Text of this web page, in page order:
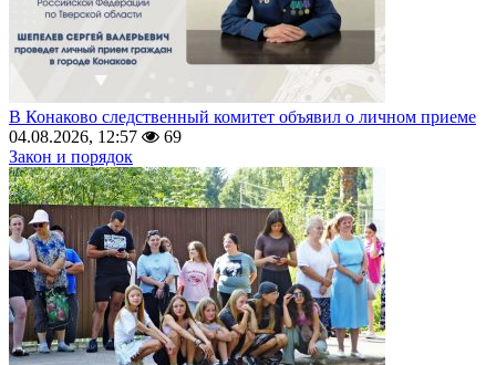
В Конаково следственный комитет объявил о личном приеме
04.08.2026, 12:57
69
Закон и порядок